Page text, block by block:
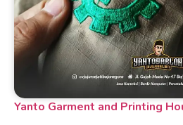
Yanto Garment and Printing